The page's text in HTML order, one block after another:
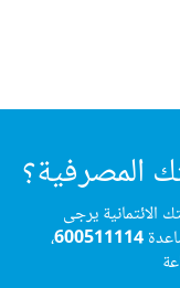
المصرفية؟
يرجى
600511114،